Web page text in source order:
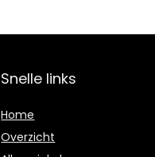
Snelle links
Home
Overzicht